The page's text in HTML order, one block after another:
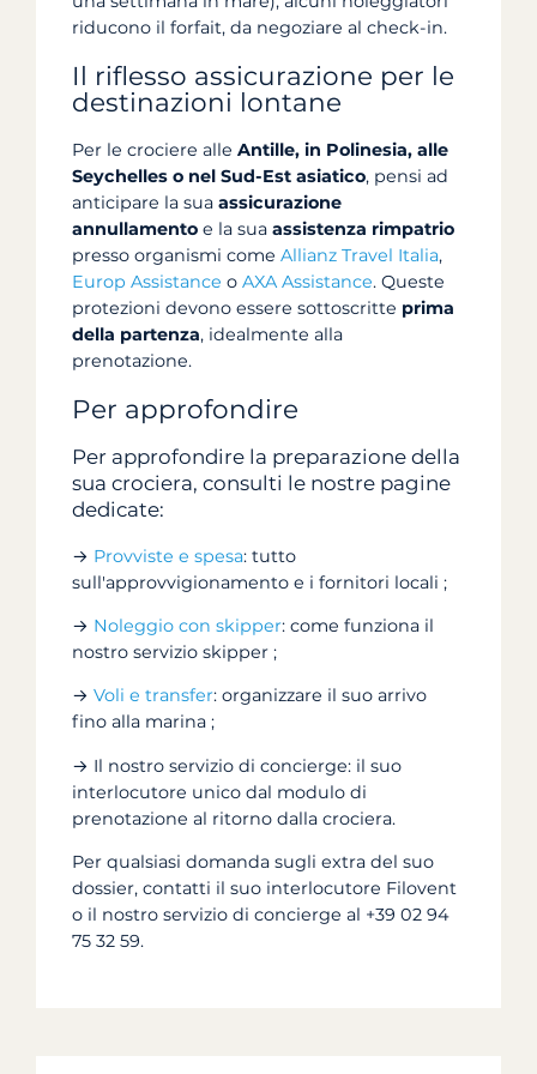
riducono il forfait, da negoziare al check-in.
Il riflesso assicurazione per le
destinazioni lontane
Per le crociere alle Antille, in Polinesia, alle
Seychelles o nel Sud-Est asiatico, pensi ad
anticipare la sua assicurazione
annullamento e la sua assistenza rimpatrio
presso organismi come Allianz Travel Italia,
Europ Assistance o AXA Assistance. Queste
protezioni devono essere sottoscritte prima
della partenza, idealmente alla
prenotazione.
Per approfondire
Per approfondire la preparazione della
sua crociera, consulti le nostre pagine
dedicate:
→ Provviste e spesa: tutto
sull'approvvigionamento e i fornitori locali ;
→ Noleggio con skipper: come funziona il
nostro servizio skipper ;
→ Voli e transfer: organizzare il suo arrivo
fino alla marina ;
→ Il nostro servizio di concierge: il suo
interlocutore unico dal modulo di
prenotazione al ritorno dalla crociera.
Per qualsiasi domanda sugli extra del suo
dossier, contatti il suo interlocutore Filovent
o il nostro servizio di concierge al +39 02 94
75 32 59.